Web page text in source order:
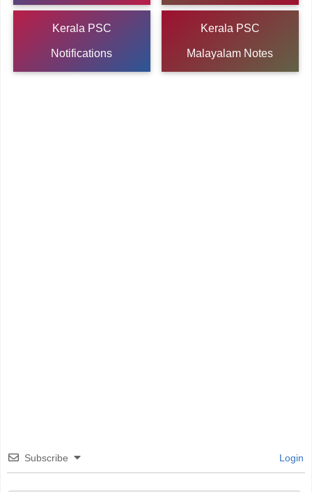
Kerala PSC
Notifications
Kerala PSC
Malayalam Notes
Subscribe Login